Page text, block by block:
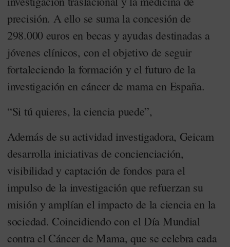
precisión. A ello se suma la concesión de
298.000 euros en becas y ayudas destinadas a
jóvenes clínicos, con el objetivo de seguir
fortaleciendo la formación y el futuro de la
investigación en cáncer de mama en España.
“Si tú quieres, la ciencia puede”,
Además de su actividad investigadora, Geicam
desarrolla iniciativas de concienciación,
visibilidad y captación de fondos para el
impulso de la investigación que refuerzan su
misión y amplían el impacto de la ciencia en la
sociedad. Coincidiendo con el Día Mundial
contra el Cáncer de Mama, que se celebra cada